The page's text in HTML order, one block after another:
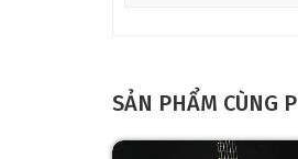
Mặt Top Solid Spruce:
SẢN PHẨM CÙNG